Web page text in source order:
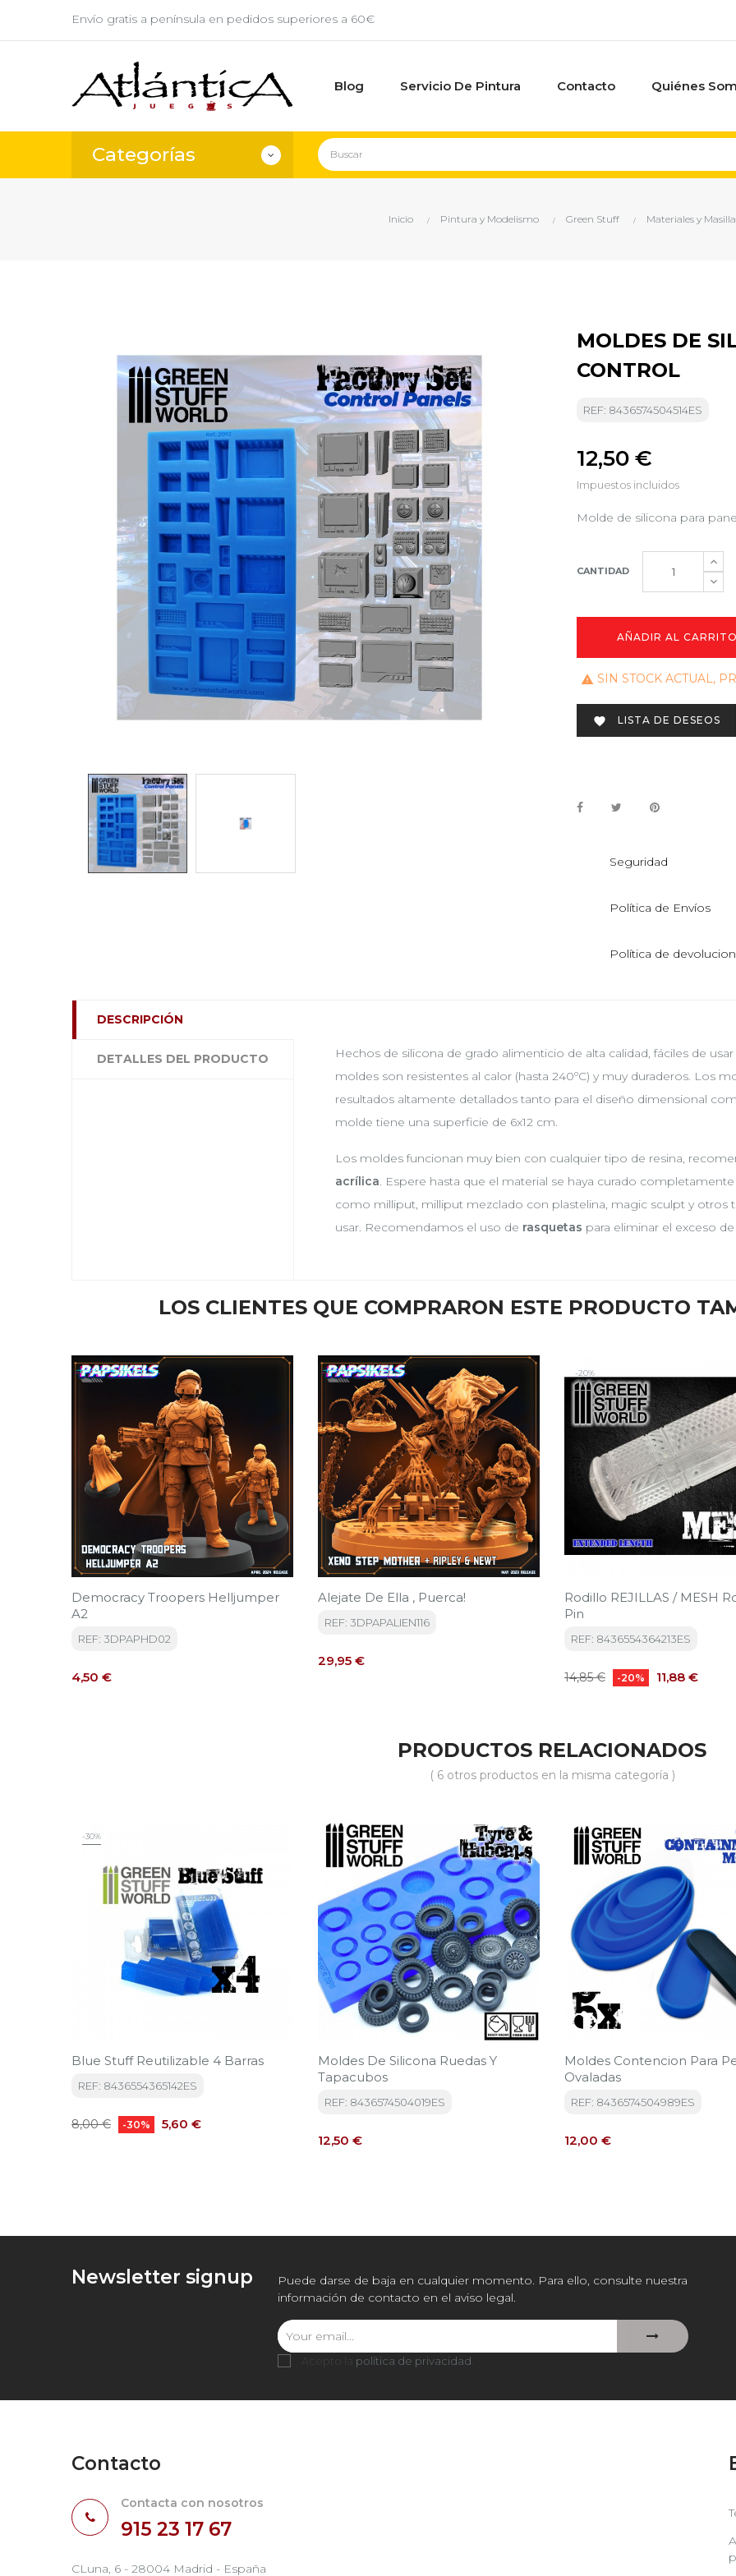
Envío gratis a península en pedidos superiores a 60€
Blog Servicio De Pintura Contacto Quiénes
Categorías
Inicio Pintura y Modelismo Green Stuff Materiales y
MOLDES DE
CONTROL
REF: 8436574504514ES
12,50 €
Impuestos incluidos
Molde de silicona para
CANTIDAD
AÑADIR AL CARRITO
 SIN STOCK ACTUAL,
 LISTA DE DESEOS
Seguridad
Política de Envíos
Política de
DESCRIPCIÓN
DETALLES DEL PRODUCTO
Hechos de silicona de grado alimenticio de alta calidad, fáciles de
moldes son resistentes al calor (hasta 240ºC) y muy duraderos. Los
resultados altamente detallados tanto para el diseño dimensional
molde tiene una superficie de 6x12 cm.
Los moldes funcionan muy bien con cualquier tipo de resina,
acrílica. Espere hasta que el material se haya curado
como milliput, milliput mezclado con plastelina, magic sculpt y otros
usar. Recomendamos el uso de rasquetas para eliminar el exceso
LOS CLIENTES QUE COMPRARON ESTE PRODUCTO
Democracy Troopers Helljumper
A2
REF: 3DPAPHD02
Precio
4,50 €
Alejate De Ella , Puerca!
REF: 3DPAPALIEN116
Precio
29,95 €
-20%
Rodillo REJILLAS / MESH
Pin
REF: 8436554364213ES
Precio
14,85 € -20% Precio
11,88 €
PRODUCTOS RELACIONADOS
( 6 otros productos en la misma categoría )
-30%
Blue Stuff Reutilizable 4 Barras
REF: 8436554365142ES
Precio
8,00 € -30% Precio
5,60 €
Moldes De Silicona Ruedas Y
Tapacubos
REF: 8436574504019ES
Precio
12,50 €
Moldes Contencion Para
Ovaladas
REF: 8436574504989ES
Precio
12,00 €
Newsletter signup
Puede darse de baja en cualquier momento. Para ello, consulte nuestra
información de contacto en el aviso legal.
Acepto la política de privacidad
Contacto
Contacta con nosotros
915 23 17 67
CLuna, 6 - 28004 Madrid - España